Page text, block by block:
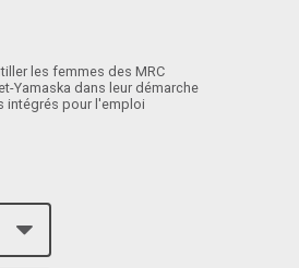
les femmes des MRC
Yamaska dans leur démarche
intégrés pour l'emploi